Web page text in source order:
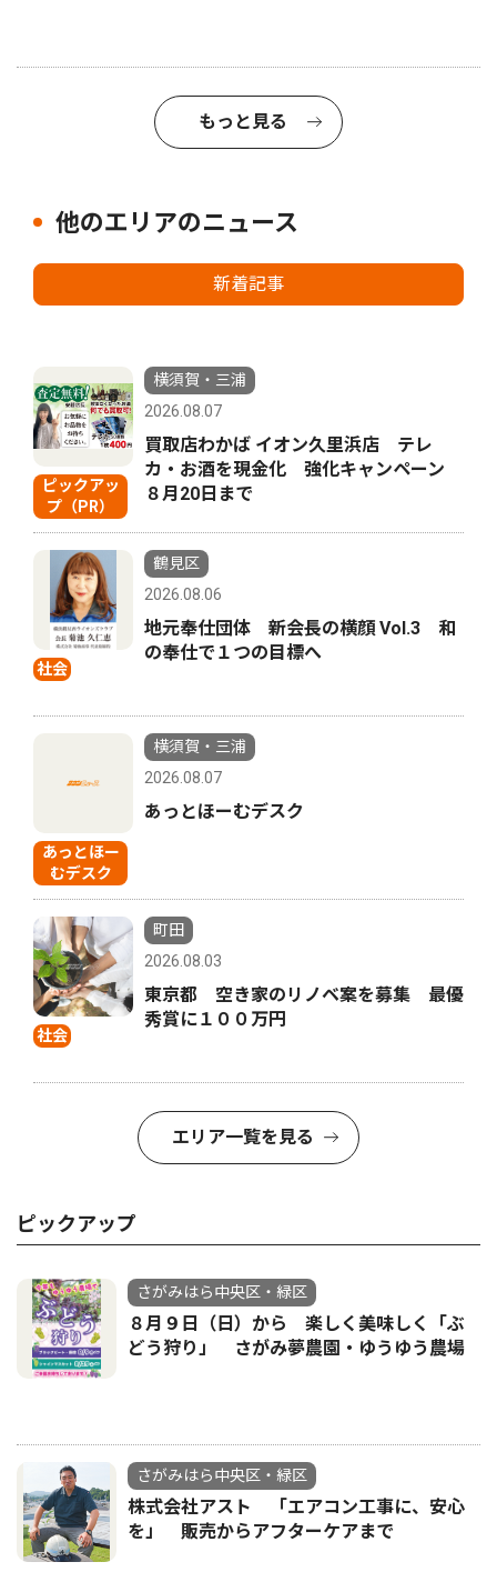
もっと見る
他のエリアのニュース
新着記事
ピックアッ
プ（PR）
横須賀・三浦
2026.08.07
買取店わかば イオン久里浜店 テレ
カ・お酒を現金化 強化キャンペーン
８月20日まで
社会
鶴見区
2026.08.06
地元奉仕団体 新会長の横顔 Vol.3 和
の奉仕で１つの目標へ
あっとほー
むデスク
横須賀・三浦
2026.08.07
あっとほーむデスク
社会
町田
2026.08.03
東京都 空き家のリノベ案を募集 最優
秀賞に１００万円
エリア一覧を見る
ピックアップ
さがみはら中央区・緑区
８月９日（日）から 楽しく美味しく「ぶ
どう狩り」 さがみ夢農園・ゆうゆう農場
さがみはら中央区・緑区
株式会社アスト 「エアコン工事に、安心
を」 販売からアフターケアまで